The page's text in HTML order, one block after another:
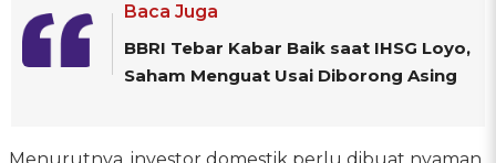
Baca Juga
BBRI Tebar Kabar Baik saat IHSG Loyo,
Saham Menguat Usai Diborong Asing